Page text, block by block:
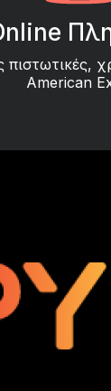
πιστωτικές,
American